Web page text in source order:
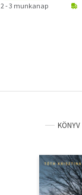
2 - 3 munkanap
KÖNYV